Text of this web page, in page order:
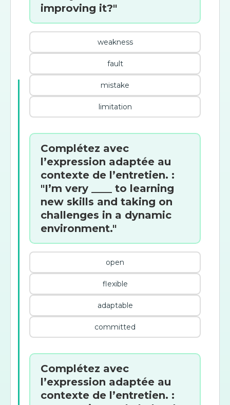
improving it?"
weakness
fault
mistake
limitation
Complétez avec
l’expression adaptée au
contexte de l’entretien. :
"I’m very ____ to learning
new skills and taking on
challenges in a dynamic
environment."
open
flexible
adaptable
committed
Complétez avec
l’expression adaptée au
contexte de l’entretien. :